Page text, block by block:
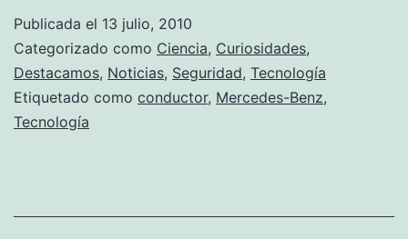
Publicada el 13 julio, 2010
Categorizado como Ciencia, Curiosidades,
Destacamos, Noticias, Seguridad, Tecnología
Etiquetado como conductor, Mercedes-Benz,
Tecnología